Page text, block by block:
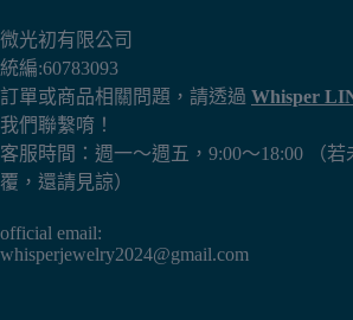
微光初有限公司
統編:60783093
訂單或商品相關問題，請透過 Whisper
我們聯繫唷！
客服時間：週一～週五，9:00～18:00 （若
覆，還請見諒）
official email:
whisperjewelry2024@gmail.com